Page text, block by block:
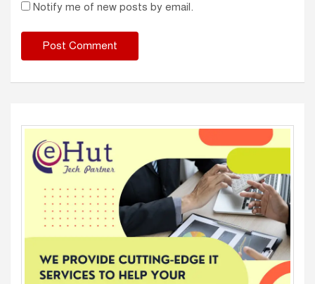
Notify me of new posts by email.